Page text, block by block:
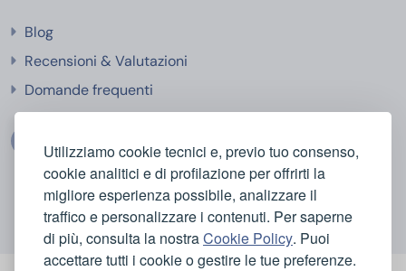
Utilizziamo cookie tecnici e, previo tuo consenso,
cookie analitici e di profilazione per offrirti la
migliore esperienza possibile, analizzare il
traffico e personalizzare i contenuti. Per saperne
di più, consulta la nostraCookie Policy. Puoi
accettare tutti i cookie o gestire le tue preferenze.
Blog
Recensioni & Valutazioni
Domande frequenti